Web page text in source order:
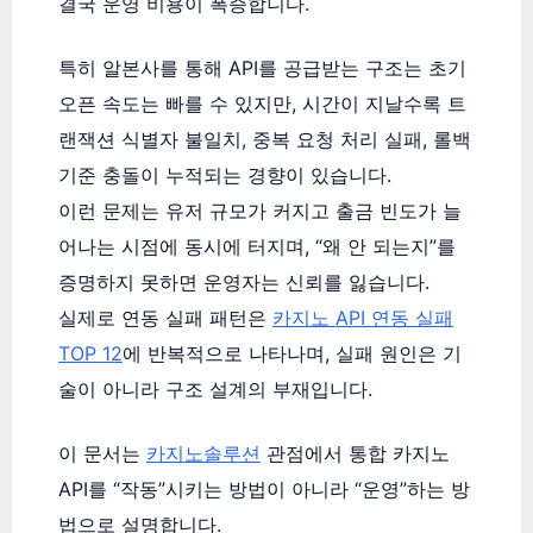
특히 알본사를 통해 API를 공급받는 구조는 초기
오픈 속도는 빠를 수 있지만, 시간이 지날수록 트
랜잭션 식별자 불일치, 중복 요청 처리 실패, 롤백
기준 충돌이 누적되는 경향이 있습니다.
이런 문제는 유저 규모가 커지고 출금 빈도가 늘
어나는 시점에 동시에 터지며, “왜 안 되는지”를
증명하지 못하면 운영자는 신뢰를 잃습니다.
실제로 연동 실패 패턴은 카지노 API 연동 실패
TOP 12에 반복적으로 나타나며, 실패 원인은 기
술이 아니라 구조 설계의 부재입니다.
이 문서는 카지노솔루션 관점에서 통합 카지노
API를 “작동”시키는 방법이 아니라 “운영”하는 방
법으로 설명합니다.